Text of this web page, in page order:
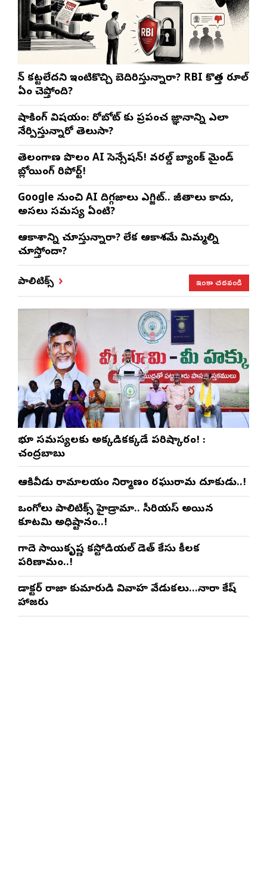
లోన్ కట్టలేదని ఇంటికొచ్చి బెదిరిస్తున్నారా? RBI కొత్త రూల్
ఏం చెప్తోంది?
షాకింగ్ విషయం: రోబోట్‌ కు ప్రపంచ జ్ఞానాన్ని ఎలా
నేర్పిస్తున్నారో తెలుసా?
తెలంగాణ పొలంలో AI సెన్సేషన్! వరల్డ్ బ్యాంక్ మైండ్
బ్లోయింగ్ రిపోర్ట్!
Google నుంచి AI దిగ్గజాలు ఎగ్జిట్.. జీతాలు కాదు,
అసలు సమస్య ఏంటి?
ఆకాశాన్ని చూస్తున్నారా? లేక ఆకాశమే మిమ్మల్ని
చూస్తోందా?
పాలిటిక్స్ ఇంకా చదవండి
భూ సమస్యలకు అక్కడికక్కడే పరిష్కారం! :
చంద్రబాబు
ఆకివీడు రామాలయం నిర్మాణంలో రఘురామ దూకుడు..!
ఒంగోలు పాలిటిక్స్‌లో హైడ్రామా.. సీరియస్ అయిన
కూటమి అధిష్టానం..!
గాదె సాయికృష్ణ కస్టోడియల్ డెత్ కేసులో కీలక
పరిణామం..!
డాక్టర్ రాజా కుమారుడి వివాహ వేడుకలు…నారా లోకేష్
హాజరు